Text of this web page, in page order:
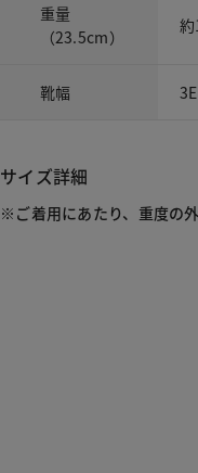
重量
（23.5cm）
約
靴幅 3E
サイズ詳細
※ご着用にあたり、重度の